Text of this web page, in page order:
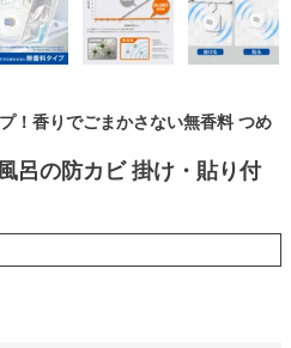
！香りでごまかさない無香料 つめ
呂の防カビ 掛け・貼り付